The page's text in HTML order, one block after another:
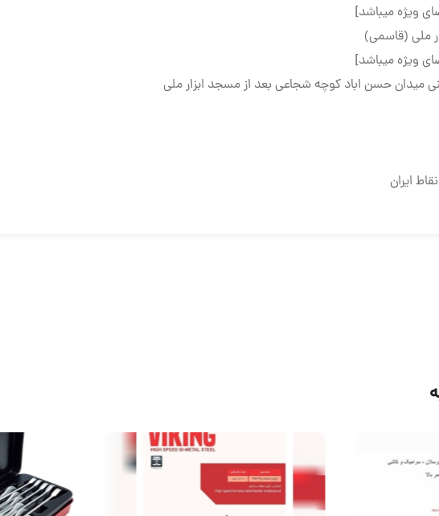
ویژه میباشد]
ملی (قاسمی)
ویژه میباشد]
میدان حسن اباد کوچه شجاعی بعد از مسجد ابزار ملی
ایران